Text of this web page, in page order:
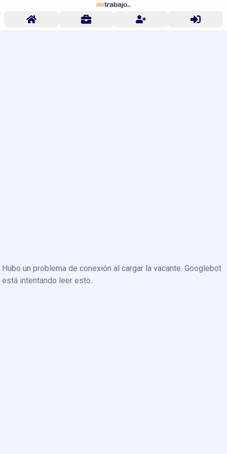
Hubo un problema de conexión al cargar la vacante. Googlebot
está intentando leer esto.